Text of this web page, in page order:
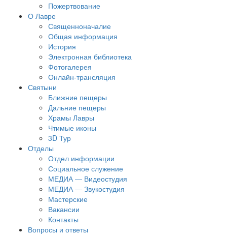
Пожертвование
О Лавре
Священноначалие
Общая информация
История
Электронная библиотека
Фотогалерея
Онлайн-трансляция
Святыни
Ближние пещеры
Дальние пещеры
Храмы Лавры
Чтимые иконы
3D Тур
Отделы
Отдел информации
Социальное служение
МЕДИА — Видеостудия
МЕДИА — Звукостудия
Мастерские
Вакансии
Контакты
Вопросы и ответы